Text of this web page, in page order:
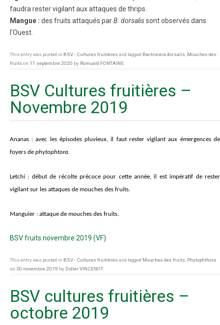
faudra rester vigilant aux attaques de thrips.
Mangue : des fruits attaqués parB. dorsalissont observés dans
l’Ouest.
This entry was posted in BSV - Cultures fruitières and tagged Bactrocera dorsalis Mouches des
fruits on 17 septembre 2020 by Romuald FONTAINE
BSV Cultures fruitières –
Novembre 2019
Ananas : avec les épisodes pluvieux, il faut rester vigilant aux émergences de
foyers de phytophtora.
Letchi : début de récolte précoce pour cette année, il est impératif de rester
vigilant sur les attaques de mouches des fruits.
Manguier : attaque de mouches des fruits.
BSV fruits novembre 2019 (VF)
This entry was posted in BSV - Cultures fruitières and tagged Mouches des fruits Phytophthora
on 30 novembre 2019 by Didier VINCENOT.
BSV cultures fruitières –
octobre 2019